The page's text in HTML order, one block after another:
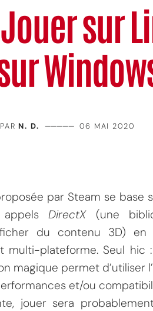
sur
N. D. ————— 06 MAI 2020
par Steam se base
appelsDirectX(une
du contenu 3D) en
multi-plateforme. Seul
magique permet d’utiliser
et/ou
jouer sera